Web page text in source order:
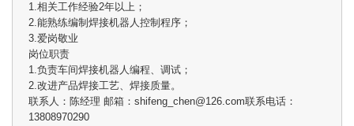
1.相关工作经验2年以上；
2.能熟练编制焊接机器人控制程序；
3.爱岗敬业
岗位职责
1.负责车间焊接机器人编程、调试；
2.改进产品焊接工艺、焊接质量。
联系人：陈经理 邮箱：shifeng_chen@126.com联系电话：
13808970290